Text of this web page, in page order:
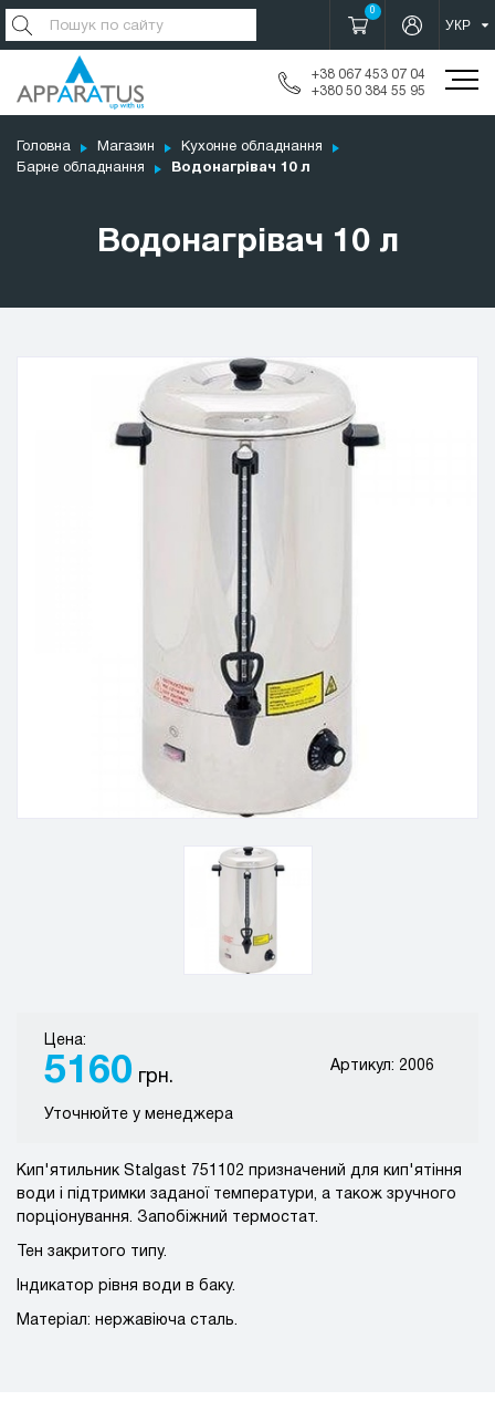
0
+38 067 453 07 04
+380 50 384 55 95
Головна Магазин
Кухонне обладнання
Барне обладнання
Водонагрівач 10 л
Водонагрівач 10 л
Цена:
5160 грн.
Артикул: 2006
Уточнюйте у менеджера
Кип'ятильник Stalgast 751102 призначений для кип'ятіння
води і підтримки заданої температури, а також зручного
порціонування. Запобіжний термостат.
Тен закритого типу.
Індикатор рівня води в баку.
Матеріал: нержавіюча сталь.